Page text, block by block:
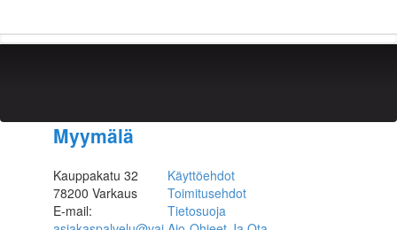
Myymälä
Kauppakatu 32
78200 Varkaus
E-mail:
Käyttöehdot
Toimitusehdot
Tietosuoja